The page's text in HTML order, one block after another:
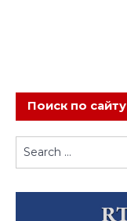
Поиск по сайту
Search
for: